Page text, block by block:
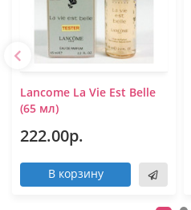
Lancome La Vie Est Belle
(65 мл)
222.00р.
В корзину